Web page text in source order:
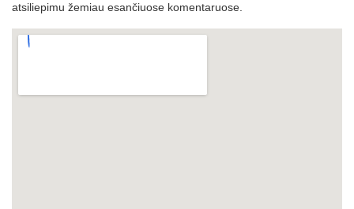
atsiliepimu žemiau esančiuose komentaruose.